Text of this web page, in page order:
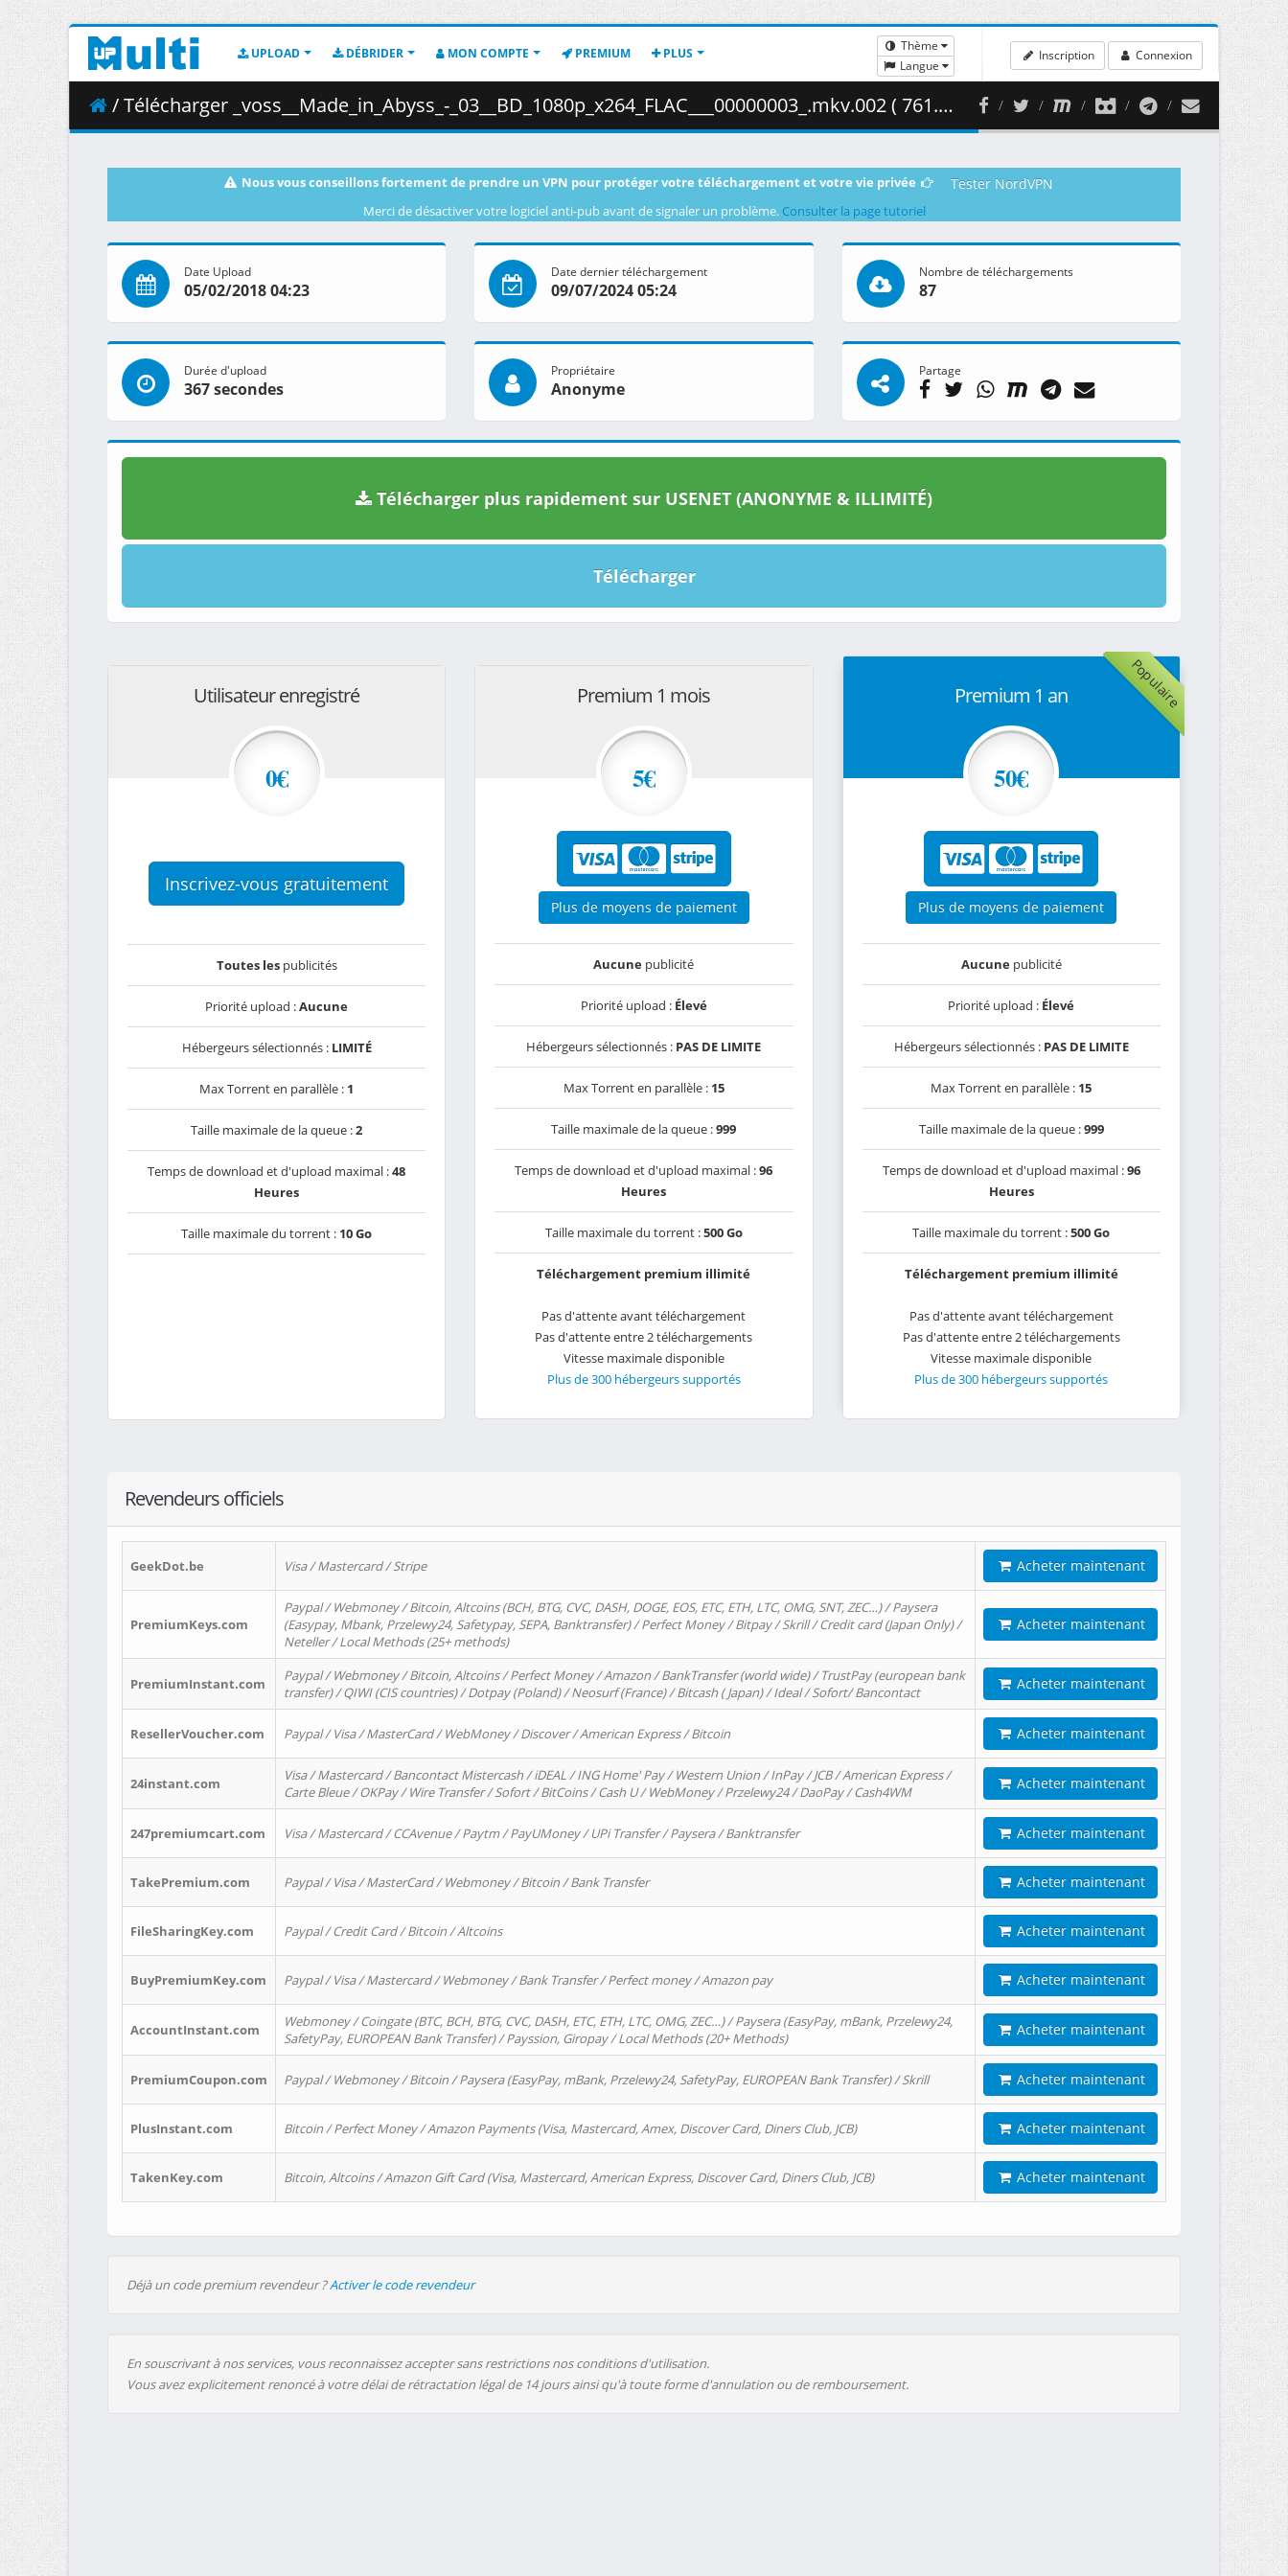
UPLOAD DÉBRIDER MON COMPTE PREMIUM PLUS
Thème
Langue
Inscription Connexion
/ Télécharger _voss__Made_in_Abyss_-_03__BD_1080p_x264_FLAC___00000003_.mkv.002 ( 761.36 MB )
Nous vous conseillons fortement de prendre un VPN pour protéger votre téléchargement et votre vie privée Tester NordVPN
Merci de désactiver votre logiciel anti-pub avant de signaler un problème. Consulter la page tutoriel
Date Upload
05/02/2018 04:23
Date dernier téléchargement
09/07/2024 05:24
Nombre de téléchargements
87
Durée d'upload
367 secondes
Propriétaire
Anonyme
Partage
Télécharger plus rapidement sur USENET (ANONYME & ILLIMITÉ)
Télécharger
Utilisateur enregistré
0€
Inscrivez-vous gratuitement
Toutes lespublicités
Priorité upload :Aucune
Hébergeurs sélectionnés : LIMITÉ
Max Torrent en parallèle : 1
Taille maximale de la queue :2
Temps de download et d'upload maximal :48
Heures
Taille maximale du torrent : 10 Go
Premium 1 mois
5€
Plus de moyens de paiement
Aucune publicité
Priorité upload : Élevé
Hébergeurs sélectionnés : PAS DE LIMITE
Max Torrent en parallèle : 15
Taille maximale de la queue :999
Temps de download et d'upload maximal :96
Heures
Taille maximale du torrent :500 Go
Téléchargement premium illimité
Pas d'attente avant téléchargement
Pas d'attente entre 2 téléchargements
Vitesse maximale disponible
Plus de 300 hébergeurs supportés
Populaire
Premium 1 an
50€
Plus de moyens de paiement
Aucunepublicité
Priorité upload : Élevé
Hébergeurs sélectionnés : PAS DE LIMITE
Max Torrent en parallèle : 15
Taille maximale de la queue :999
Temps de download et d'upload maximal :96
Heures
Taille maximale du torrent :500 Go
Téléchargement premium illimité
Pas d'attente avant téléchargement
Pas d'attente entre 2 téléchargements
Vitesse maximale disponible
Plus de 300 hébergeurs supportés
Revendeurs officiels
GeekDot.be Visa / Mastercard / Stripe Acheter maintenant
PremiumKeys.com
Paypal / Webmoney / Bitcoin, Altcoins (BCH, BTG, CVC, DASH, DOGE, EOS, ETC, ETH, LTC, OMG, SNT, ZEC…) / Paysera
(Easypay, Mbank, Przelewy24, Safetypay, SEPA, Banktransfer) / Perfect Money / Bitpay / Skrill / Credit card (Japan Only) /
Neteller / Local Methods (25+ methods)
Acheter maintenant
PremiumInstant.com
Paypal / Webmoney / Bitcoin, Altcoins / Perfect Money / Amazon / BankTransfer (world wide) / TrustPay (european bank
transfer) / QIWI (CIS countries) / Dotpay (Poland) / Neosurf (France) / Bitcash ( Japan) / Ideal / Sofort/ Bancontact
Acheter maintenant
ResellerVoucher.com Paypal / Visa / MasterCard / WebMoney / Discover / American Express / Bitcoin Acheter maintenant
24instant.com
Visa / Mastercard / Bancontact Mistercash / iDEAL / ING Home' Pay / Western Union / InPay / JCB / American Express /
Carte Bleue / OKPay / Wire Transfer / Sofort / BitCoins / Cash U / WebMoney / Przelewy24 / DaoPay / Cash4WM
Acheter maintenant
247premiumcart.com Visa / Mastercard / CCAvenue / Paytm / PayUMoney / UPi Transfer / Paysera / Banktransfer Acheter maintenant
TakePremium.com Paypal / Visa / MasterCard / Webmoney / Bitcoin / Bank Transfer Acheter maintenant
FileSharingKey.com Paypal / Credit Card / Bitcoin / Altcoins Acheter maintenant
BuyPremiumKey.com Paypal / Visa / Mastercard / Webmoney / Bank Transfer / Perfect money / Amazon pay Acheter maintenant
AccountInstant.com
Webmoney / Coingate (BTC, BCH, BTG, CVC, DASH, ETC, ETH, LTC, OMG, ZEC…) / Paysera (EasyPay, mBank, Przelewy24,
SafetyPay, EUROPEAN Bank Transfer) / Payssion, Giropay / Local Methods (20+ Methods)
Acheter maintenant
PremiumCoupon.com Paypal / Webmoney / Bitcoin / Paysera (EasyPay, mBank, Przelewy24, SafetyPay, EUROPEAN Bank Transfer) / Skrill Acheter maintenant
PlusInstant.com Bitcoin / Perfect Money / Amazon Payments (Visa, Mastercard, Amex, Discover Card, Diners Club, JCB) Acheter maintenant
TakenKey.com Bitcoin, Altcoins / Amazon Gift Card (Visa, Mastercard, American Express, Discover Card, Diners Club, JCB) Acheter maintenant
Déjà un code premium revendeur ?Activer le code revendeur
En souscrivant à nos services, vous reconnaissez accepter sans restrictions nos conditions d'utilisation.
Vous avez explicitement renoncé à votre délai de rétractation légal de 14 jours ainsi qu'à toute forme d'annulation ou de remboursement.